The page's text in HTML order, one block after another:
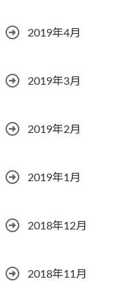
2019年4月
2019年3月
2019年2月
2019年1月
2018年12月
2018年11月